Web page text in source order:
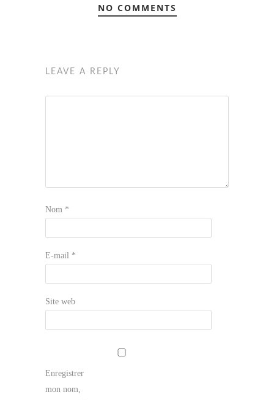
NO COMMENTS
LEAVE A REPLY
Nom *
E-mail *
Site web
Enregistrer
mon nom,